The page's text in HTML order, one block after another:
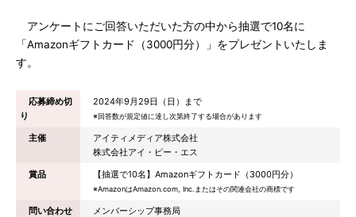
アンケートにご回答いただいた方の中から抽選で10名に
「Amazonギフトカード（3000円分）」をプレゼントいたしま
す。
応募締め切
り
2024年9月29日（日）まで
※回答数が規定値に達し次第終了する場合があります
主催
アイティメディア株式会社
株式会社アイ・ピー・エス
賞品
【抽選で10名】Amazonギフトカード（3000円分）
※AmazonはAmazon.com, Inc.またはその関連会社の商標です
問い合わせ
メンバーシップ事務局